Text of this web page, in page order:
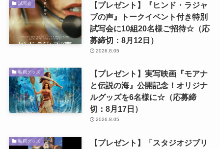
試写会
【プレゼント】『ヒンド・ラジャ
ブの声』トークイベント付き特別
試写会に10組20名様ご招待☆（応
募締切：8月12日）
2026.8.05
映画グッズ
【プレゼント】実写映画『モアナ
と伝説の海』公開記念！オリジナ
ルグッズを6名様に☆（応募締
切：8月17日）
2026.8.05
映画グッズ
【プレゼント】「スタジオジブリ